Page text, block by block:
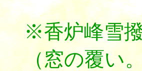
※香炉峰雪
（窓の覆い